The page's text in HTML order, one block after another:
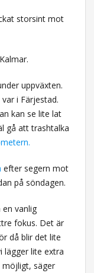
storsint mot
uppväxten.
i Färjestad.
kan se lite lat
gå att trashtalka
efter segern mot
på söndagen.
vanlig
fokus. Det är
då blir det lite
lägger lite extra
säger